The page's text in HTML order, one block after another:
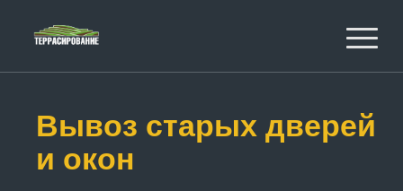
Вывоз старых дверей
и окон